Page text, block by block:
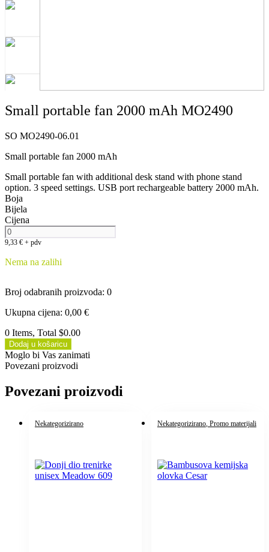
Small portable fan 2000 mAh MO2490
SO MO2490-06.01
Small portable fan 2000 mAh
Small portable fan with additional desk stand with phone stand
option. 3 speed settings. USB port rechargeable battery 2000 mAh.
Boja
Bijela
Cijena
9,33 € + pdv
Nema na zalihi
Broj odabranih proizvoda: 0
Ukupna cijena: 0,00 €
0 Items, Total $0.00
Dodaj u košaricu
Moglo bi Vas zanimati
Povezani proizvodi
Povezani proizvodi
Nekategorizirano Nekategorizirano, Promo materijali